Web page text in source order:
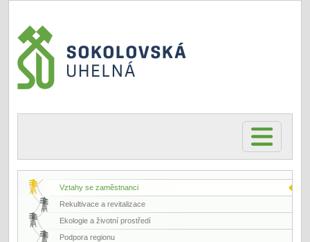
Vztahy se zaměstnanci
Rekultivace a revitalizace
Ekologie a životní prostředí
Podpora regionu